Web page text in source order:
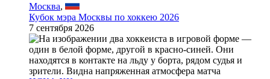
Москва,
Кубок мэра Москвы по хоккею 2026
7 сентября 2026